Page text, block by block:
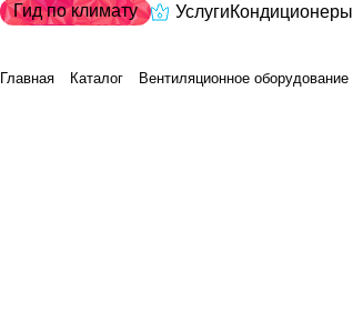
Гид по климату УслугиКондиционеры
Главная Каталог Вентиляционное оборудование